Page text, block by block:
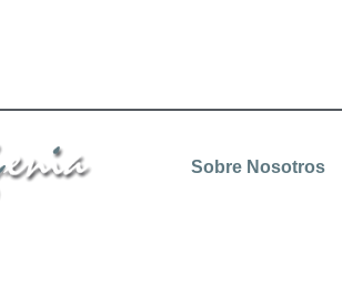
Sobre Nosotros